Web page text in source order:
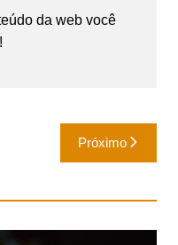
da web você
Próximo